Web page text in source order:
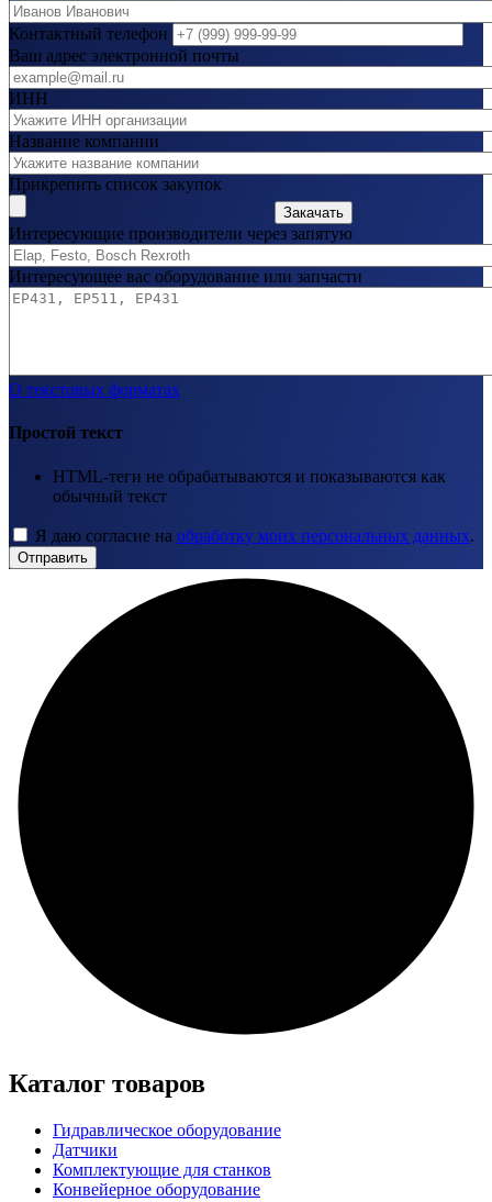
Контактный телефон
Ваш адрес электронной почты
ИНН
Название компании
Прикрепить список закупок
Закачать
Интересующие производители через запятую
Интересующее вас оборудование или запчасти
О текстовых форматах
Простой текст
HTML-теги не обрабатываются и показываются как
обычный текст
Я даю согласие на обработку моих персональных данных.
Отправить
Каталог товаров
Гидравлическое оборудование
Датчики
Комплектующие для станков
Конвейерное оборудование